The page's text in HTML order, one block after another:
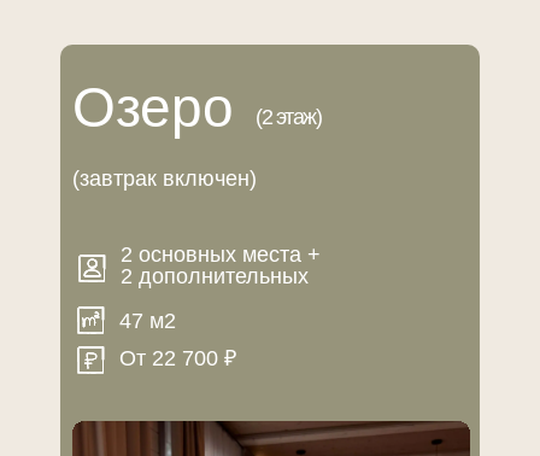
Озеро (2 этаж)
(завтрак включен)
2 основных места +
2 дополнительных
47 м2
От 22 700 ₽
Каждое утро
Наше кафе открытоне только для завтраков
дня здесь можно приятно провести время за чашечкой
ароматного кофе или чая, наслаждаясь свежими десертами.
Если вам захочется взять вкусности с собой, у нас всегда есть